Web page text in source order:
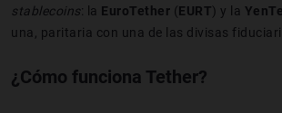
stablecoins: la EuroTether (EURT) y la
una, paritaria con una de las divisas
¿Cómo funciona Tether?